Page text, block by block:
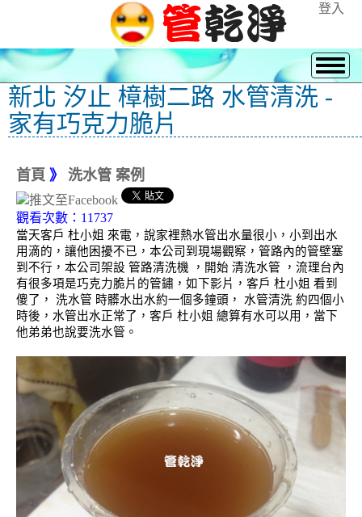
登入
新北 汐止 樟樹二路 水管清洗 -
家有巧克力脆片
首頁 》 洗水管 案例
觀看次數：11737
當天客戶 杜小姐 來電，說家裡熱水管出水量很小，小到出水
用滴的，讓他困擾不已，本公司到現場觀察，管路內的管壁塞
到不行，本公司架設 管路清洗機 ，開始 清洗水管 ，流理台內
有很多項是巧克力脆片的管鏽，如下影片，客戶 杜小姐 看到
傻了， 洗水管 時髒水出水約一個多鐘頭， 水管清洗 約四個小
時後，水管出水正常了，客戶 杜小姐 總算有水可以用，當下
他弟弟也說要洗水管。